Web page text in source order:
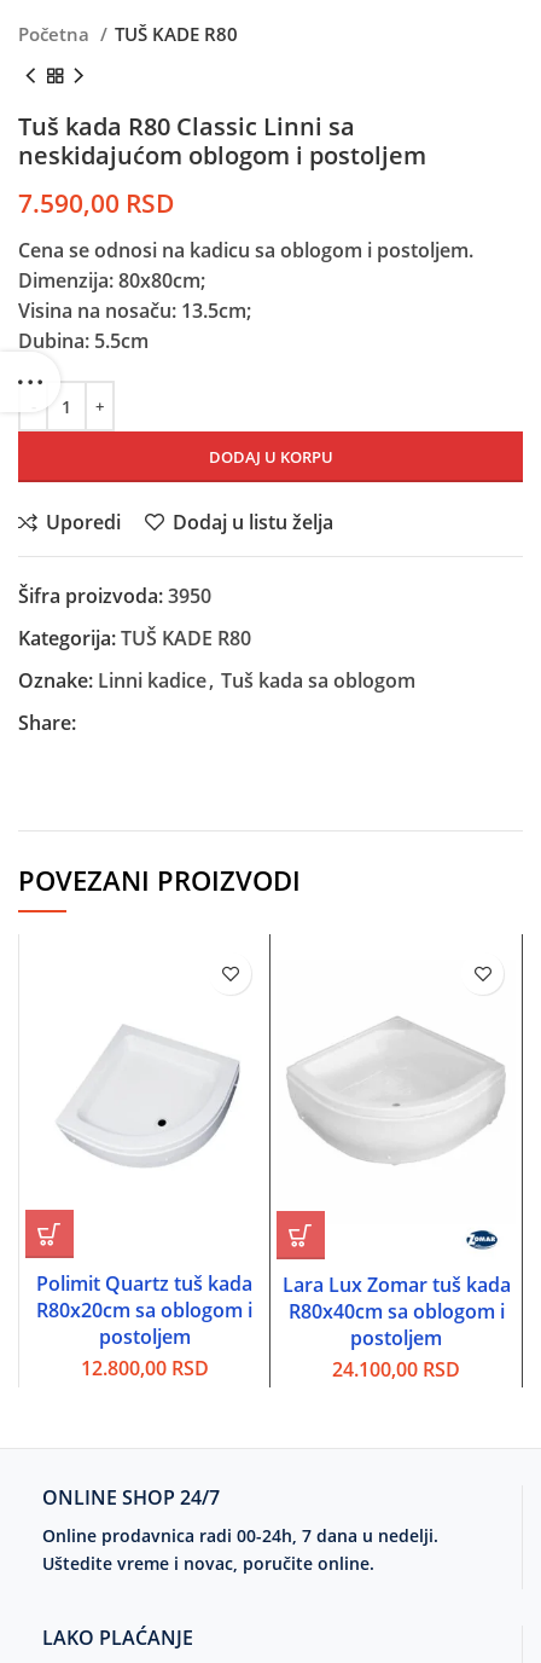
Početna TUŠ KADE R80
Tuš kada R80 Classic Linni sa
neskidajućom oblogom i postoljem
7.590,00 RSD
Cena se odnosi na kadicu sa oblogom i postoljem.
Dimenzija: 80x80cm;
Visina na nosaču: 13.5cm;
Dubina: 5.5cm
DODAJ U KORPU
Uporedi Dodaj u listu želja
Šifra proizvoda:3950
Kategorija:TUŠ KADE R80
Oznake: Linni kadice, Tuš kada sa oblogom
Share:
POVEZANI PROIZVODI
Polimit Quartz tuš kada
R80x20cm sa oblogom i
postoljem
12.800,00 RSD
Lara Lux Zomar tuš kada
R80x40cm sa oblogom i
postoljem
24.100,00 RSD
ONLINE SHOP 24/7
Online prodavnica radi 00-24h, 7 dana u nedelji.
Uštedite vreme i novac, poručite online.
LAKO PLAĆANJE